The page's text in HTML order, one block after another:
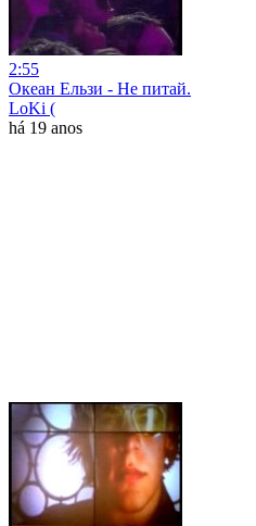
2:55
Океан Ельзи - Не питай.
LoKi (
há 19 anos